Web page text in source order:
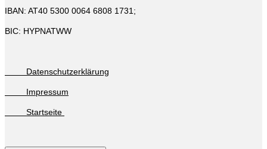
IBAN: AT40 5300 0064 6808 1731;
BIC: HYPNATWW
Datenschutzerklärung
Impressum
Startseite